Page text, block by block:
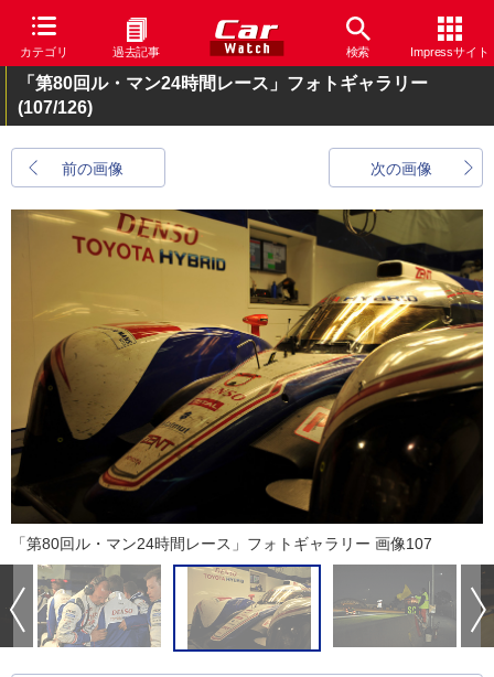
カテゴリ 過去記事 検索 Impressサイト
「第80回ル・マン24時間レース」フォトギャラリー
(107/126)
前の画像 次の画像
「第80回ル・マン24時間レース」フォトギャラリー 画像107